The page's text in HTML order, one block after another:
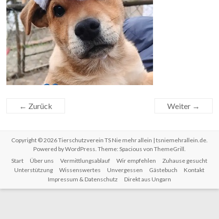
← Zurück Weiter →
Copyright © 2026Tierschutzverein TS Nie mehr allein | tsniemehrallein.de.
Powered byWordPress. Theme: Spacious von ThemeGrill.
Start
Über uns Vermittlungsablauf Wir empfehlen
Zuhause gesucht
Unterstützung
Wissenswertes Unvergessen Gästebuch
Kontakt
Impressum & Datenschutz
Direkt aus Ungarn